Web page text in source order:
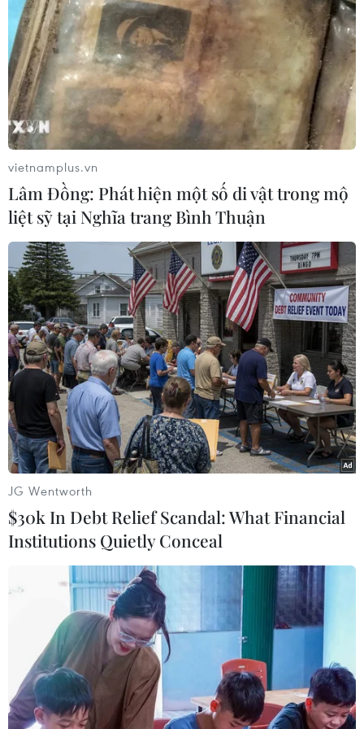
Vì sao Việt Nam vẫn chưa có Huy chương
Vàng tại ASIAD 2018
23/08/2018 03:57
5 trong số 12 niềm hy vọng của đoàn thể thao Việt Nam
đã ra trận, nhưng việc đi tìm Huy chương Vàng ngày
càng khó và cơn khát “Vàng” thì ngày một trầm trọng
hơn.
Lịch thi đấu ASIAD ngày 24/8: 'Mỏ vàng'
vietnamplus.vn
Lâm Đồng: Phát hiện một số di vật trong mộ
liệt sỹ tại Nghĩa trang Bình Thuận
JG Wentworth
$30k In Debt Relief Scandal: What Financial
Institutions Quietly Conceal